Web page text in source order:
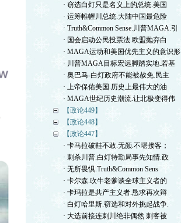
· 窃选白灯只是名义上的总统.美国
· 运筹帷幄川总统.大陆中国最危险
· Truth&Common Sense.川普MAGA.引
· 国会启动公民投票法.欧盟抛弃白
· MAGA运动和美国优先主义的意识形
· 川普MAGA目标宏远脚踏实地.若基
· 奥巴马-白灯政府不能被赦免.民主
· 上帝保佑美国.历史上最伟大的油
· MAGA世纪历史潮流.让北极变得伟
【政论449】
【政论448】
【政论447】
· 卡马拉破鞋不敢.无颜.不堪接客；
· 刺杀川普.白灯特勤局事先知情.政
· 无所畏惧.Truth&Common Sens
· 卡尔森.吹牛老爹谈全球主义者的
· 卡玛拉是共产主义者.恳求再次辩
· 白灯哈里斯.窃选和对外挑起战争.
· 大选前接连刺川绝非偶然.刺客被